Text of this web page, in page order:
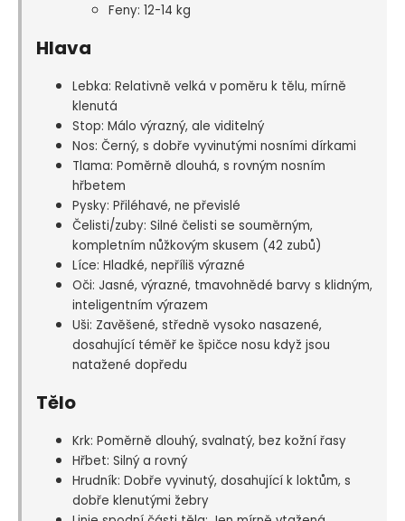
Feny: 12-14 kg
Hlava
Lebka: Relativně velká v poměru k tělu, mírně
klenutá
Stop: Málo výrazný, ale viditelný
Nos: Černý, s dobře vyvinutými nosními dírkami
Tlama: Poměrně dlouhá, s rovným nosním
hřbetem
Pysky: Přiléhavé, ne převislé
Čelisti/zuby: Silné čelisti se souměrným,
kompletním nůžkovým skusem (42 zubů)
Líce: Hladké, nepříliš výrazné
Oči: Jasné, výrazné, tmavohnědé barvy s klidným,
inteligentním výrazem
Uši: Zavěšené, středně vysoko nasazené,
dosahující téměř ke špičce nosu když jsou
natažené dopředu
Tělo
Krk: Poměrně dlouhý, svalnatý, bez kožní řasy
Hřbet: Silný a rovný
Hrudník: Dobře vyvinutý, dosahující k loktům, s
dobře klenutými žebry